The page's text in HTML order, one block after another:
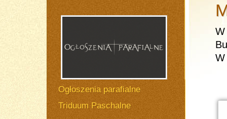
Ogłoszenia parafialne
Triduum Paschalne
W